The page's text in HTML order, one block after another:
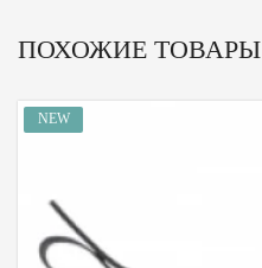
ПОХОЖИЕ ТОВАРЫ